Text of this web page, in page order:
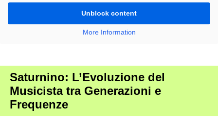
Unblock content
More Information
Saturnino: L’Evoluzione del
Musicista tra Generazioni e
Frequenze